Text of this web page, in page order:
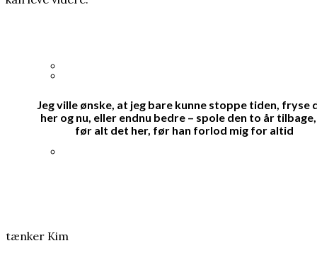
35 års spørgsmål tvang regeringen til ny
undersøgelse af Scandinavian Star
Han brødfødte milliarder, men forlængede
Første Verdenskrig
Jeg ville ønske, at jeg bare kunne stoppe tiden, fryse
her og nu, eller endnu bedre – spole den to år
før alt det her, før han forlod mig for altid
tænker Kim